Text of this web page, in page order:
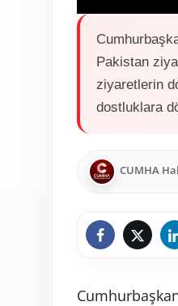
a
y
Pakistan
ziyaretlerin
dostluklara
CUMHA